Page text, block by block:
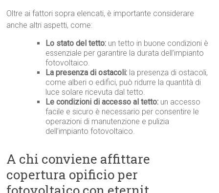
Oltre ai fattori sopra elencati, è importante considerare
anche altri aspetti, come:
Lo stato del tetto: un tetto in buone condizioni è
essenziale per garantire la durata dell’impianto
fotovoltaico.
La presenza di ostacoli: la presenza di ostacoli,
come alberi o edifici, può ridurre la quantità di
luce solare ricevuta dal tetto.
Le condizioni di accesso al tetto: un accesso
facile e sicuro è necessario per consentire le
operazioni di manutenzione e pulizia
dell’impianto fotovoltaico.
A chi conviene affittare
copertura opificio per